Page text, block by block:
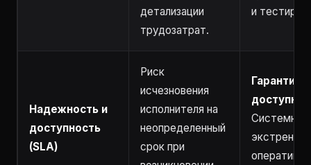
детализации
трудозатрат.
и
Надежность и
доступность
(SLA)
Риск
исчезновения
исполнителя на
неопределенный
срок при